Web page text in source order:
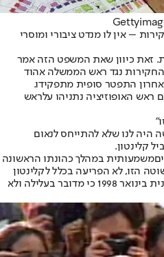
– אין לו מנדט ציבורי ומוסרי
זאת כיוון שאת המשפט הזה אמר
החקירות נגד ראש הממשלה אהוד
ראש האופוזיציה נתניהו עלראש
היה לנו שלא להתייחס לנאום
קלינטון.
משמעותית במהלך כהונתו הראשונה
הזו, לא הפריעה בכלל לקלינטון
להגיד במהלך נאום לאומה האמריקנית בינואר 1998 כי מדובר בעלילה ולא